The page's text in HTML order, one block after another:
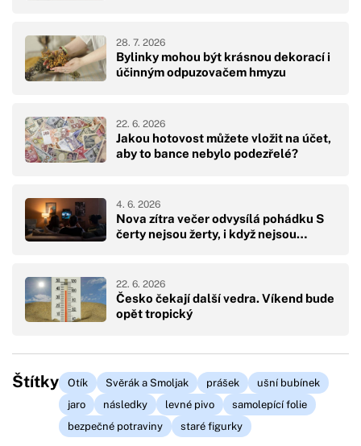
Bylinky mohou být krásnou dekorací i
účinným odpuzovačem hmyzu
28. 7. 2026
Jakou hotovost můžete vložit na účet,
aby to bance nebylo podezřelé?
22. 6. 2026
Nova zítra večer odvysílá pohádku S
čerty nejsou žerty, i když nejsou…
4. 6. 2026
Česko čekají další vedra. Víkend bude
opět tropický
22. 6. 2026
Štítky Otík Svěrák a Smoljak prášek
ušní bubínek
jaro
následky levné pivo
samolepící folie
bezpečné potraviny
staré figurky